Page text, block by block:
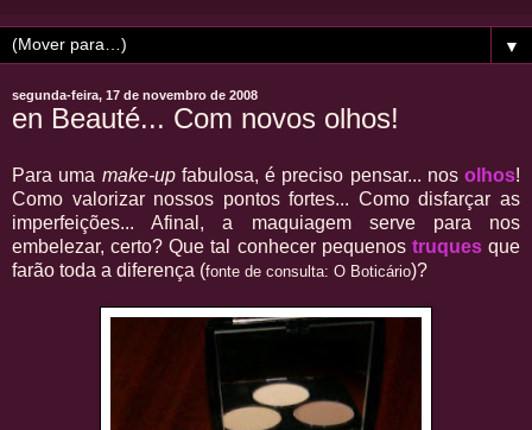
▼
segunda-feira, 17 de novembro de 2008
en Beauté... Com novos olhos!
Para uma make-upfabulosa, é preciso pensar... nos olhos!
Como valorizar nossos pontos fortes... Como disfarçar as
imperfeições... Afinal, a maquiagem serve para nos
embelezar, certo? Que tal conhecer pequenos truquesque
farão toda a diferença (fonte de consulta: O Boticário)?